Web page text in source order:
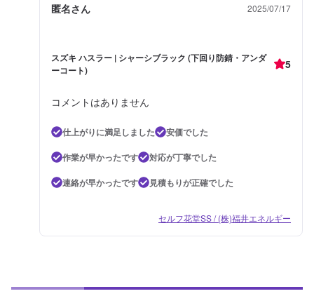
匿名さん 2025/07/17
スズキ ハスラー | シャーシブラック (下回り防錆・アンダ
ーコート)
5
コメントはありません
仕上がりに満足しました
安価でした
作業が早かったです
対応が丁寧でした
連絡が早かったです
見積もりが正確でした
セルフ花堂SS / (株)福井エネルギー